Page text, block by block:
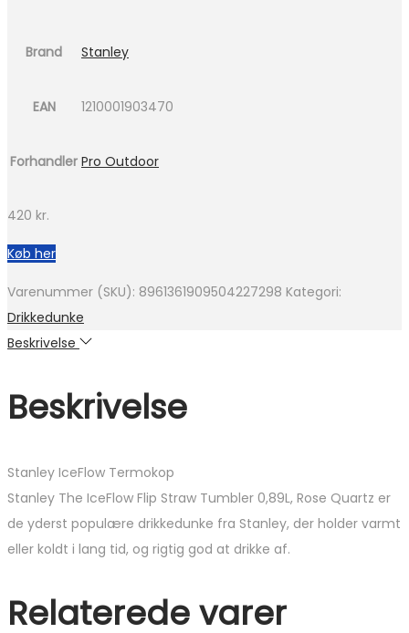
Brand Stanley
EAN 1210001903470
Forhandler Pro Outdoor
420 kr.
Køb her
Varenummer (SKU): 8961361909504227298 Kategori:
Drikkedunke
Beskrivelse
Beskrivelse
Stanley IceFlow Termokop
Stanley The IceFlow Flip Straw Tumbler 0,89L, Rose Quartz er
de yderst populære drikkedunke fra Stanley, der holder varmt
eller koldt i lang tid, og rigtig god at drikke af.
Relaterede varer